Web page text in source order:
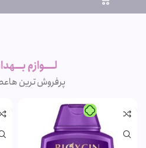
لــــوازم
پرفروش ترین ها